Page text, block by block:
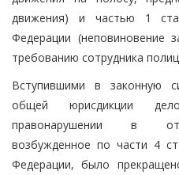
движения) и частью 1
Федерации (неповиновение
требованию сотрудника
Вступившими в законную
общей юрисдикции
правонарушении в
возбужденное по части 4
Федерации, было